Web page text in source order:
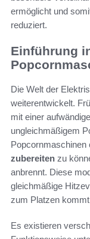
ermöglicht und
reduziert.
Einführung
Die Welt der
weiterentwickelt.
mit einer
ungleichmäßigem
Popcornmaschinen
zubereiten zu
anbrennt. Diese
gleichmäßige
zum Platzen
Es existieren